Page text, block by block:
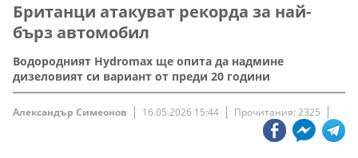
Британци атакуват рекорда за най-
бърз автомобил
Водородният Hydromax ще опита да надмине
дизеловият си вариант от преди 20 години
Александър Симеонов 16.05.2026 15:44 Прочитания: 2325